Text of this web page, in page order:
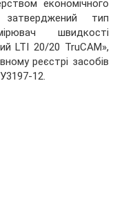
економічного
затверджений тип
швидкості
LTI 20/20 TruCAM»,
реєстрі засобів
12.